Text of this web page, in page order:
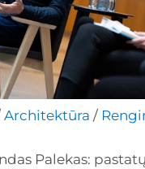
Architektūra /
Palekas: